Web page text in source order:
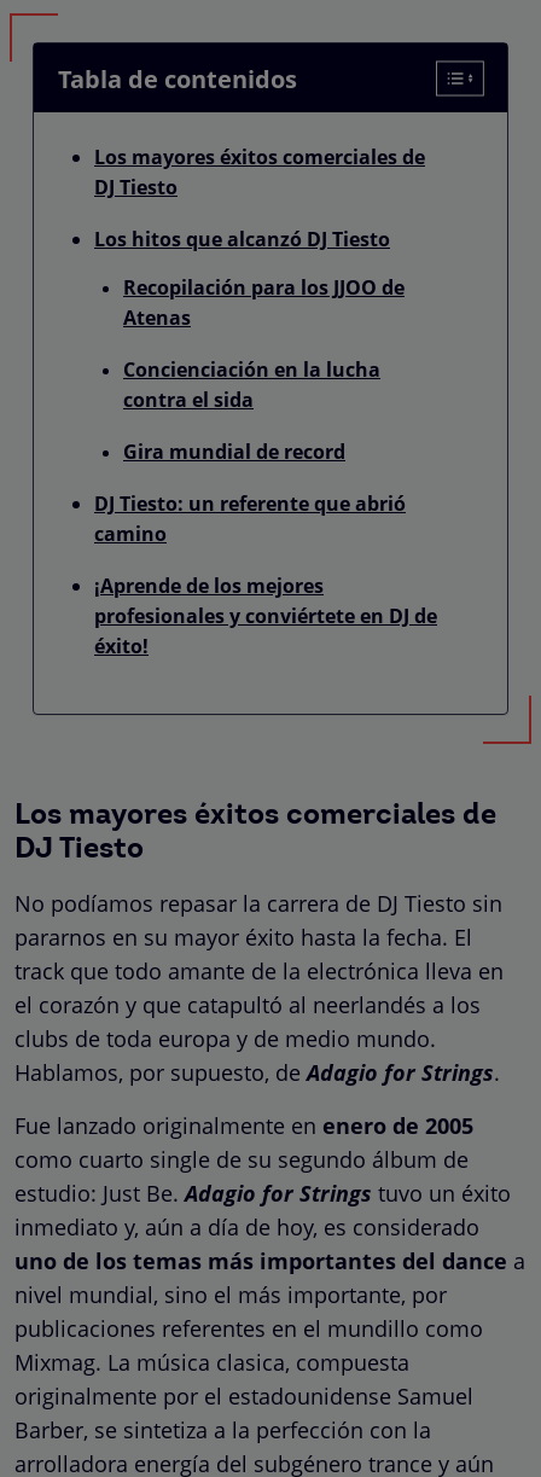
Tabla de contenidos
Los mayores éxitos comerciales de
DJ Tiesto
Los hitos que alcanzó DJ Tiesto
Recopilación para los JJOO de
Atenas
Concienciación en la lucha
contra el sida
Gira mundial de record
DJ Tiesto: un referente que abrió
camino
¡Aprende de los mejores
profesionales y conviértete en DJ de
éxito!
Los mayores éxitos comerciales de
DJ Tiesto
No podíamos repasar la carrera de DJ Tiesto sin
pararnos en su mayor éxito hasta la fecha. El
track que todo amante de la electrónica lleva en
el corazón y que catapultó al neerlandés a los
clubs de toda europa y de medio mundo.
Hablamos, por supuesto, deAdagio for Strings.
Fue lanzado originalmente en enero de 2005
como cuarto single de su segundo álbum de
estudio: Just Be.Adagio for Strings tuvo un éxito
inmediato y, aún a día de hoy, es considerado
uno de los temas más importantes del dance a
nivel mundial, sino el más importante, por
publicaciones referentes en el mundillo como
Mixmag. La música clasica, compuesta
originalmente por el estadounidense Samuel
Barber, se sintetiza a la perfección con la
arrolladora energía del subgénero trance y aún